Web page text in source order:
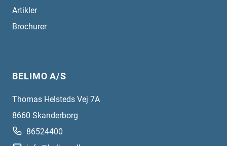
Artikler
Brochurer
BELIMO A/S
Thomas Helsteds Vej 7A
8660 Skanderborg
86524400